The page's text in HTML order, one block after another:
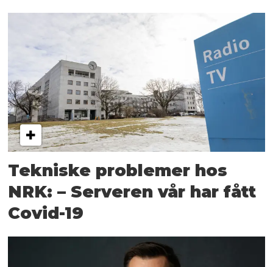
Tekniske problemer hos
NRK: – Serveren vår har fått
Covid-19